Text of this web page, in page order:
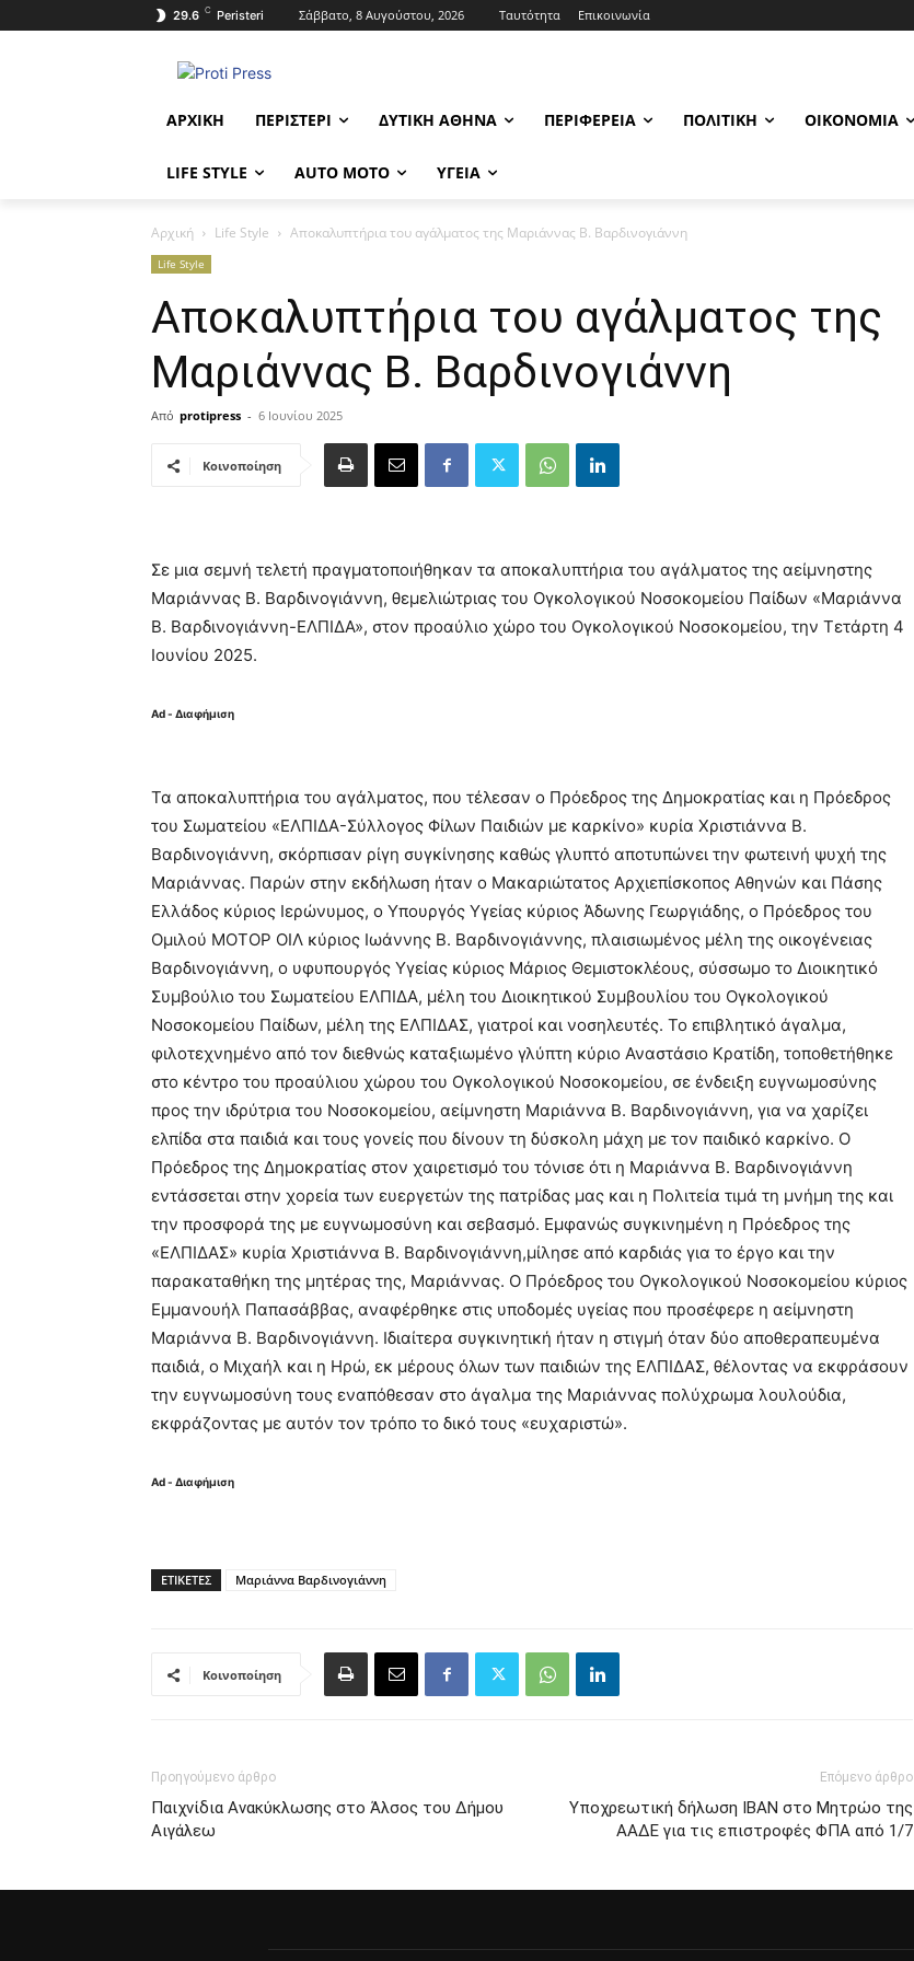
29.6 C Peristeri Σάββατο, 8 Αυγούστου, 2026 Ταυτότητα Επικοινωνία
ΑΡΧΙΚΉ ΠΕΡΙΣΤΈΡΙ ΔΥΤΙΚΉ ΑΘΉΝΑ ΠΕΡΙΦΈΡΕΙΑ ΠΟΛΙΤΙΚΉ ΟΙΚΟΝΟΜΊΑ
LIFE STYLE AUTO MOTO ΥΓΕΊΑ
Αρχική Life Style Αποκαλυπτήρια του αγάλματος της Μαριάννας Β. Βαρδινογιάννη
Life Style
Αποκαλυπτήρια του αγάλματος της
Μαριάννας Β. Βαρδινογιάννη
Από protipress - 6 Ιουνίου 2025
Κοινοποίηση
Σε μια σεμνή τελετή πραγματοποιήθηκαν τα αποκαλυπτήρια του αγάλματος της αείμνηστης
Μαριάννας Β. Βαρδινογιάννη, θεμελιώτριας του Ογκολογικού Νοσοκομείου Παίδων «Μαριάννα
Β. Βαρδινογιάννη-ΕΛΠΙΔΑ», στον προαύλιο χώρο του Ογκολογικού Νοσοκομείου, την Τετάρτη 4
Ιουνίου 2025.
Ad - Διαφήμιση
Τα αποκαλυπτήρια του αγάλματος, που τέλεσαν ο Πρόεδρος της Δημοκρατίας και η Πρόεδρος
του Σωματείου «ΕΛΠΙΔΑ-Σύλλογος Φίλων Παιδιών με καρκίνο» κυρία Χριστιάννα Β.
Βαρδινογιάννη, σκόρπισαν ρίγη συγκίνησης καθώς γλυπτό αποτυπώνει την φωτεινή ψυχή της
Μαριάννας. Παρών στην εκδήλωση ήταν ο Μακαριώτατος Αρχιεπίσκοπος Αθηνών και Πάσης
Ελλάδος κύριος Ιερώνυμος, ο Υπουργός Υγείας κύριος Άδωνης Γεωργιάδης, ο Πρόεδρος του
Ομιλού ΜΟΤΟΡ ΟΙΛ κύριος Ιωάννης Β. Βαρδινογιάννης, πλαισιωμένος μέλη της οικογένειας
Βαρδινογιάννη, ο υφυπουργός Υγείας κύριος Μάριος Θεμιστοκλέους, σύσσωμο το Διοικητικό
Συμβούλιο του Σωματείου ΕΛΠΙΔΑ, μέλη του Διοικητικού Συμβουλίου του Ογκολογικού
Νοσοκομείου Παίδων, μέλη της ΕΛΠΙΔΑΣ, γιατροί και νοσηλευτές. Το επιβλητικό άγαλμα,
φιλοτεχνημένο από τον διεθνώς καταξιωμένο γλύπτη κύριο Αναστάσιο Κρατίδη, τοποθετήθηκε
στο κέντρο του προαύλιου χώρου του Ογκολογικού Νοσοκομείου, σε ένδειξη ευγνωμοσύνης
προς την ιδρύτρια του Νοσοκομείου, αείμνηστη Μαριάννα Β. Βαρδινογιάννη, για να χαρίζει
ελπίδα στα παιδιά και τους γονείς που δίνουν τη δύσκολη μάχη με τον παιδικό καρκίνο. Ο
Πρόεδρος της Δημοκρατίας στον χαιρετισμό του τόνισε ότι η Μαριάννα Β. Βαρδινογιάννη
εντάσσεται στην χορεία των ευεργετών της πατρίδας μας και η Πολιτεία τιμά τη μνήμη της και
την προσφορά της με ευγνωμοσύνη και σεβασμό. Εμφανώς συγκινημένη η Πρόεδρος της
«ΕΛΠΙΔΑΣ» κυρία Χριστιάννα Β. Βαρδινογιάννη,μίλησε από καρδιάς για το έργο και την
παρακαταθήκη της μητέρας της, Μαριάννας. Ο Πρόεδρος του Ογκολογικού Νοσοκομείου κύριος
Εμμανουήλ Παπασάββας, αναφέρθηκε στις υποδομές υγείας που προσέφερε η αείμνηστη
Μαριάννα Β. Βαρδινογιάννη. Ιδιαίτερα συγκινητική ήταν η στιγμή όταν δύο αποθεραπευμένα
παιδιά, ο Μιχαήλ και η Ηρώ, εκ μέρους όλων των παιδιών της ΕΛΠΙΔΑΣ, θέλοντας να εκφράσουν
την ευγνωμοσύνη τους εναπόθεσαν στο άγαλμα της Μαριάννας πολύχρωμα λουλούδια,
εκφράζοντας με αυτόν τον τρόπο το δικό τους «ευχαριστώ».
Ad - Διαφήμιση
ΕΤΙΚΈΤΕΣ Μαριάννα Βαρδινογιάννη
Κοινοποίηση
Προηγούμενο άρθρο
Παιχνίδια Ανακύκλωσης στο Άλσος του Δήμου
Αιγάλεω
Επόμενο άρθρο
Υποχρεωτική δήλωση ΙΒΑΝ στο Μητρώο της
ΑΑΔΕ για τις επιστροφές ΦΠΑ από 1/7